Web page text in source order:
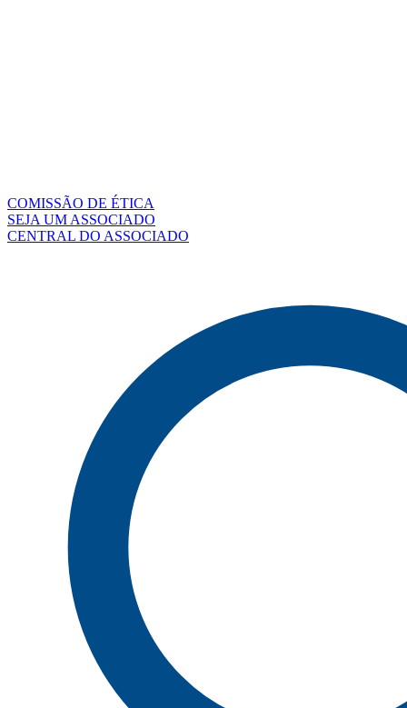
COMISSÃO DE ÉTICA
SEJA UM ASSOCIADO
CENTRAL DO ASSOCIADO